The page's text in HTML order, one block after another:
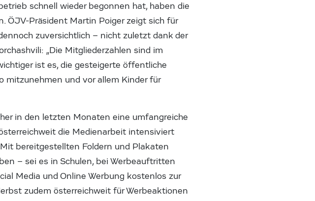
schnell wieder begonnen hat, haben die
ÖJV-Präsident Martin Poiger zeigt sich für
zuversichtlich – nicht zuletzt dank der
„Die Mitgliederzahlen sind im
ist es, die gesteigerte öffentliche
mitzunehmen und vor allem Kinder für
in den letzten Monaten eine umfangreiche
die Medienarbeit intensiviert
bereitgestellten Foldern und Plakaten
– sei es in Schulen, bei Werbeauftritten
Media und Online Werbung kostenlos zur
zudem österreichweit für Werbeaktionen